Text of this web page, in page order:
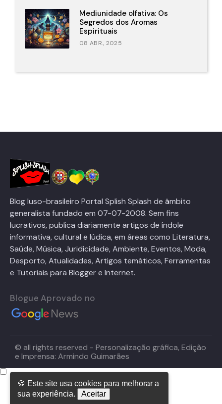
Mediunidade olfativa: Os
Segredos dos Aromas
Espirituais
08 ABR., 2025
Blog luso-brasileiro Portal Splish Splash de âmbito
generalista fundado em 07-07-2008. Sem fins
lucrativos, publica diariamente artigos de índole
informativa, cultural e lúdica, em áreas como Literatura,
Saúde, Música, Juridicidade, Ambiente, Eventos, Moda,
Desporto, Atualidades, Artigos temáticos, Ferramentas
e Tutoriais para Blogger e Internet.
Blogue Aprovado no
© all rights reserved - Personalização gráfica, Edição
e Imprensa: Armindo Guimarães
🍪 Este site usa cookies para melhorar a
sua experiência.
Aceitar